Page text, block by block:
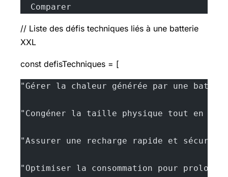
  Comparer
// Liste des défis techniques liés à une batterie
XXL
const defisTechniques = [
"Gérer la chaleur générée par une
"Congéner la taille physique tout en
"Assurer une recharge rapide et
"Optimiser la consommation pour